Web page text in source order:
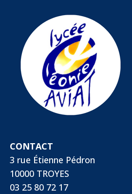
CONTACT
3 rue Étienne Pédron
10000 TROYES
03 25 80 72 17